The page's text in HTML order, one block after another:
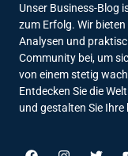
Unser Business-Blog
zum Erfolg. Wir
Analysen und
Community bei, um
von einem stetig
Entdecken Sie die
und gestalten Sie